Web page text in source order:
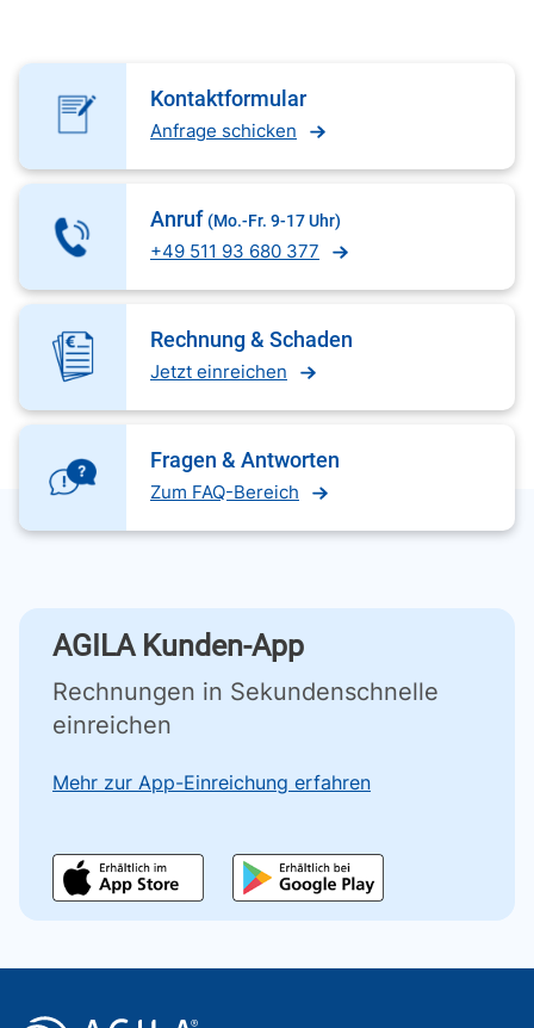
Kontaktformular
Anfrage schicken
Anruf (Mo.-Fr. 9-17 Uhr)
+49 511 93 680 377
Rechnung & Schaden
Jetzt einreichen
Fragen & Antworten
Zum FAQ-Bereich
AGILA Kunden-App
Rechnungen in Sekundenschnelle
einreichen
Mehr zur App-Einreichung erfahren